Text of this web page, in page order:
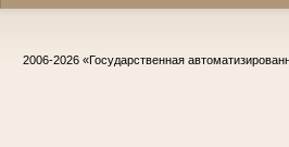
2006-2026 «Государственная